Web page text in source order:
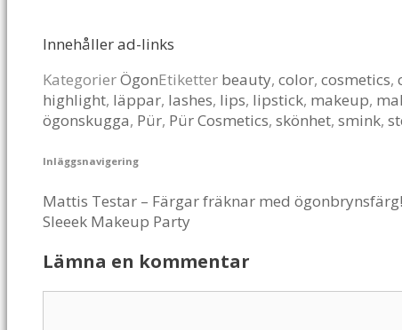
Innehåller ad-links
KategorierÖgonEtiketter beauty, color, cosmetics,
highlight, läppar, lashes, lips, lipstick, makeup,
ögonskugga, Pür, Pür Cosmetics, skönhet, smink,
Inläggsnavigering
Mattis Testar – Färgar fräknar med ögonbrynsfärg!
Sleeek Makeup Party
Lämna en kommentar